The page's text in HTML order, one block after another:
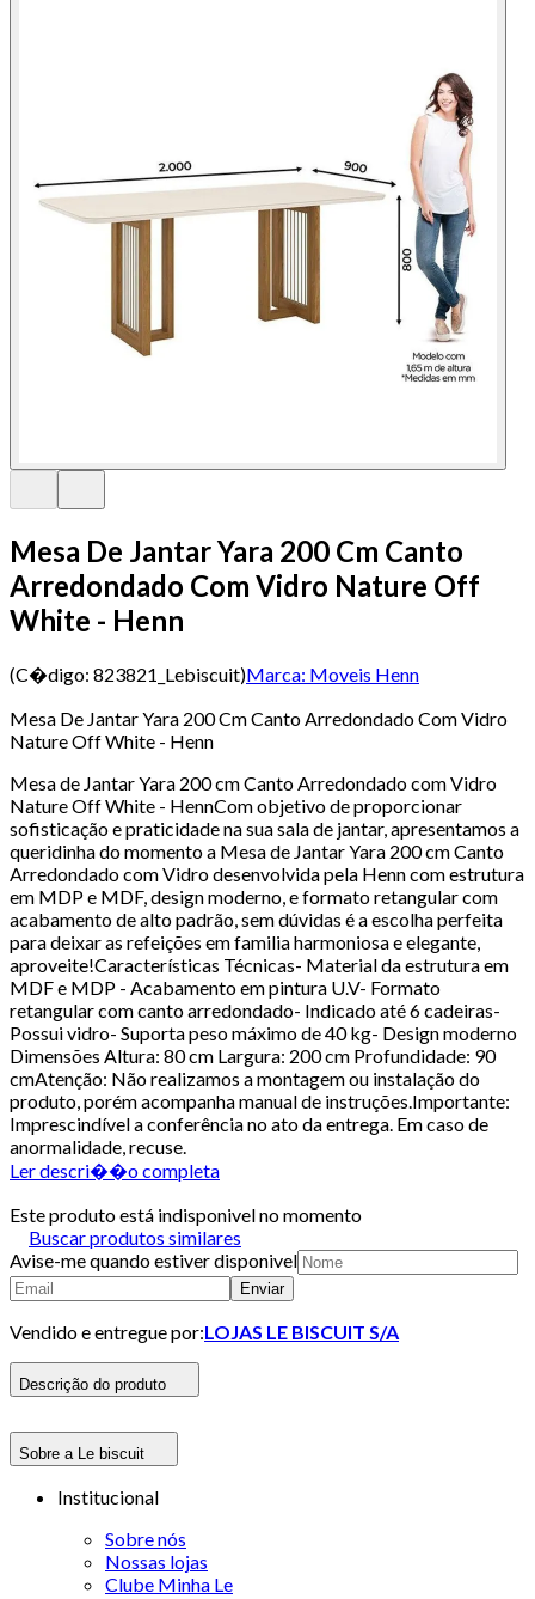
Mesa De Jantar Yara 200 Cm Canto
Arredondado Com Vidro Nature Off
White - Henn
(C�digo: 823821_Lebiscuit)Marca: Moveis Henn
Mesa De Jantar Yara 200 Cm Canto Arredondado Com Vidro
Nature Off White - Henn
Mesa de Jantar Yara 200 cm Canto Arredondado com Vidro
Nature Off White - HennCom objetivo de proporcionar
sofisticação e praticidade na sua sala de jantar, apresentamos a
queridinha do momento a Mesa de Jantar Yara 200 cm Canto
Arredondado com Vidro desenvolvida pela Henn com estrutura
em MDP e MDF, design moderno, e formato retangular com
acabamento de alto padrão, sem dúvidas é a escolha perfeita
para deixar as refeições em familia harmoniosa e elegante,
aproveite!Características Técnicas- Material da estrutura em
MDF e MDP - Acabamento em pintura U.V- Formato
retangular com canto arredondado- Indicado até 6 cadeiras-
Possui vidro- Suporta peso máximo de 40 kg- Design moderno
Dimensões Altura: 80 cm Largura: 200 cm Profundidade: 90
cmAtenção: Não realizamos a montagem ou instalação do
produto, porém acompanha manual de instruções.Importante:
Imprescindível a conferência no ato da entrega. Em caso de
anormalidade, recuse.
Ler descri��o completa
Este produto está indisponivel no momento
Buscar produtos similares
Avise-me quando estiver disponivel
Enviar
Vendido e entregue por:LOJAS LE BISCUIT S/A
Descrição do produto
Sobre a Le biscuit
Institucional
Sobre nós
Nossas lojas
Clube Minha Le